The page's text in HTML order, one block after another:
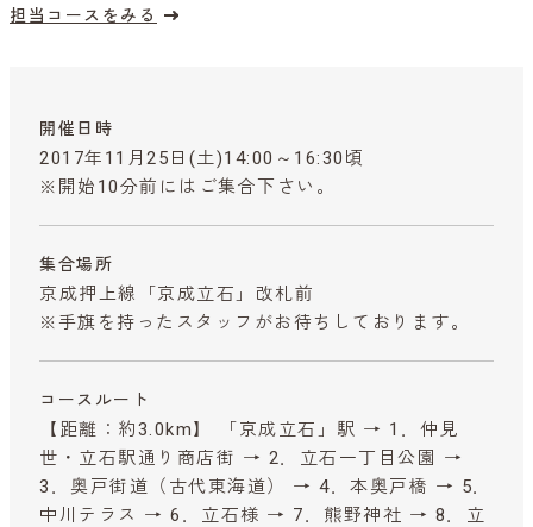
担当コースをみる
開催日時
2017年11月25日(土)14:00～16:30頃
※開始10分前にはご集合下さい。
集合場所
京成押上線「京成立石」改札前
※手旗を持ったスタッフがお待ちしております。
コースルート
【距離：約3.0km】 「京成立石」駅 → 1．仲見
世・立石駅通り商店街 → 2．立石一丁目公園 →
3．奥戸街道（古代東海道） → 4．本奥戸橋 → 5．
中川テラス → 6．立石様 → 7．熊野神社 → 8．立